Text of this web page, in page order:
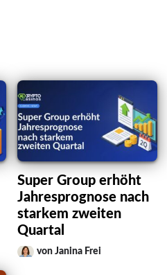
Super Group erhöht
Jahresprognose nach
starkem zweiten
Quartal
von Janina Frei